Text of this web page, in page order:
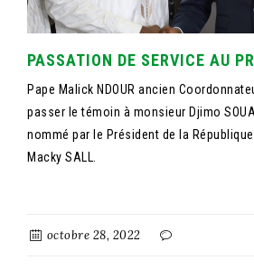
PASSATION DE SERVICE AU
Pape Malick NDOUR ancien
passer le témoin à monsieur Djimo
nommé par le Président de la
Macky SALL.
octobre 28, 2022